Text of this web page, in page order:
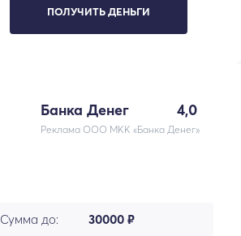
ПОЛУЧИТЬ ДЕНЬГИ
Банка Денег 4,0
Реклама ООО МКК «Банка Денег»
Сумма до: 30000 ₽